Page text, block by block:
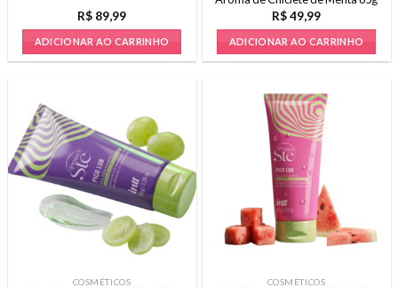
R$ 89,99
ADICIONAR AO CARRINHO
R$49,99
ADICIONAR AO CARRINHO
COSMÉTICOS COSMÉTICOS